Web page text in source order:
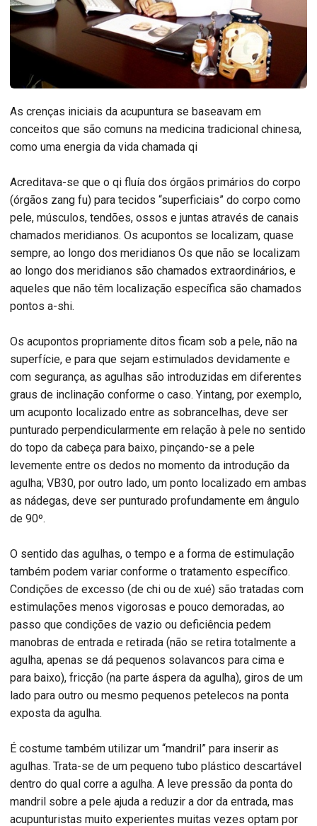
As crenças iniciais da acupuntura se baseavam em
conceitos que são comuns na medicina tradicional chinesa,
como uma energia da vida chamada qi
Acreditava-se que o qi fluía dos órgãos primários do corpo
(órgãos zang fu) para tecidos “superficiais” do corpo como
pele, músculos, tendões, ossos e juntas através de canais
chamados meridianos. Os acupontos se localizam, quase
sempre, ao longo dos meridianos Os que não se localizam
ao longo dos meridianos são chamados extraordinários, e
aqueles que não têm localização específica são chamados
pontos a-shi.
Os acupontos propriamente ditos ficam sob a pele, não na
superfície, e para que sejam estimulados devidamente e
com segurança, as agulhas são introduzidas em diferentes
graus de inclinação conforme o caso. Yintang, por exemplo,
um acuponto localizado entre as sobrancelhas, deve ser
punturado perpendicularmente em relação à pele no sentido
do topo da cabeça para baixo, pinçando-se a pele
levemente entre os dedos no momento da introdução da
agulha; VB30, por outro lado, um ponto localizado em ambas
as nádegas, deve ser punturado profundamente em ângulo
de 90º.
O sentido das agulhas, o tempo e a forma de estimulação
também podem variar conforme o tratamento específico.
Condições de excesso (de chi ou de xué) são tratadas com
estimulações menos vigorosas e pouco demoradas, ao
passo que condições de vazio ou deficiência pedem
manobras de entrada e retirada (não se retira totalmente a
agulha, apenas se dá pequenos solavancos para cima e
para baixo), fricção (na parte áspera da agulha), giros de um
lado para outro ou mesmo pequenos petelecos na ponta
exposta da agulha.
É costume também utilizar um “mandril” para inserir as
agulhas. Trata-se de um pequeno tubo plástico descartável
dentro do qual corre a agulha. A leve pressão da ponta do
mandril sobre a pele ajuda a reduzir a dor da entrada, mas
acupunturistas muito experientes muitas vezes optam por